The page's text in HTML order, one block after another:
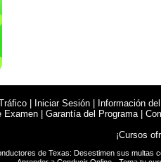
Iniciar Sesión
Información
Examen Garantía del Programa|
¡Cursos
de Texas: Desestimen sus multas